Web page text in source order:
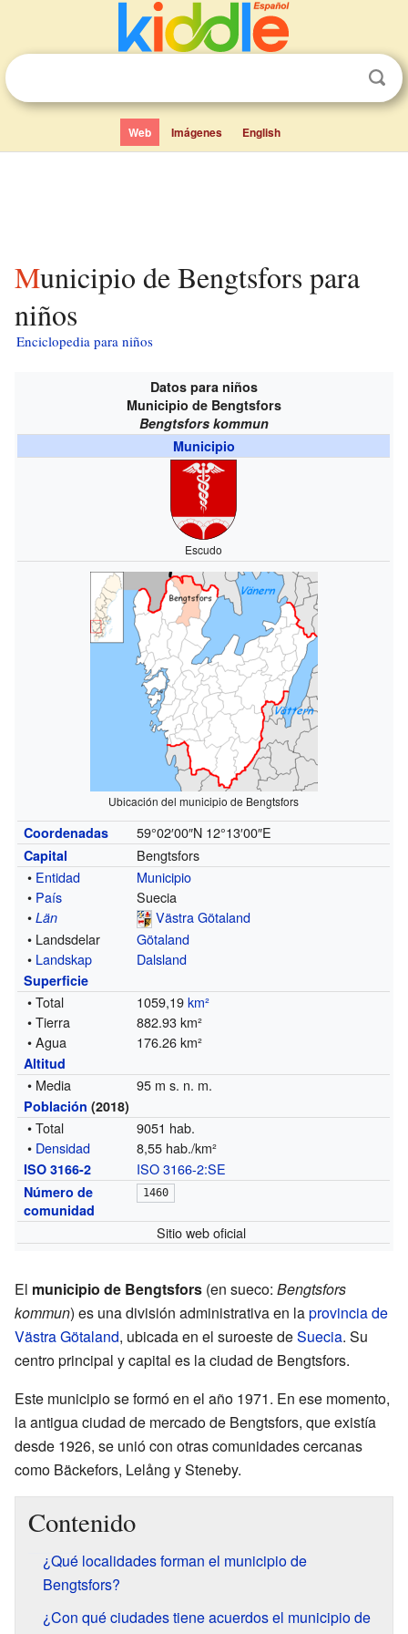
Web Imágenes English
Municipio de Bengtsfors para
niños
Enciclopedia para niños
Datos para niños
Municipio de Bengtsfors
Bengtsfors kommun
Municipio
Escudo
Ubicación del municipio de Bengtsfors
Coordenadas 59°02′00″N 12°13′00″E
Capital
Bengtsfors
• Entidad
Municipio
• País
Suecia
•Län
Västra Götaland
• Landsdelar
Götaland
• Landskap Dalsland
Superficie
• Total 1059,19km²
• Tierra
882.93 km²
• Agua
176.26 km²
Altitud
• Media 95 m s. n. m.
Población (2018)
• Total
9051 hab.
• Densidad 8,55 hab./km²
ISO 3166-2 ISO 3166-2:SE
Número de
comunidad
1460
Sitio web oficial
El municipio de Bengtsfors (en sueco: Bengtsfors
kommun) es una división administrativa en laprovincia de
Västra Götaland, ubicada en el suroeste deSuecia. Su
centro principal y capital es la ciudad de Bengtsfors.
Este municipio se formó en el año 1971. En ese momento,
la antigua ciudad de mercado de Bengtsfors, que existía
desde 1926, se unió con otras comunidades cercanas
como Bäckefors, Lelång y Steneby.
Contenido
¿Qué localidades forman el municipio de
Bengtsfors?
¿Con qué ciudades tiene acuerdos el municipio de